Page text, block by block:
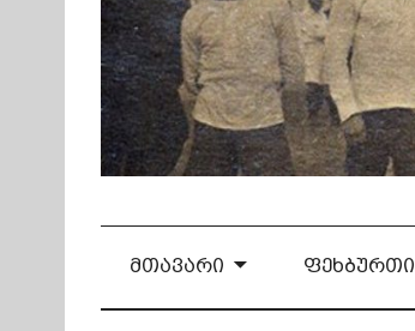
ᲛᲗᲐᲕᲐᲠᲘ ᲤᲔᲮᲑᲣᲠᲗᲘ